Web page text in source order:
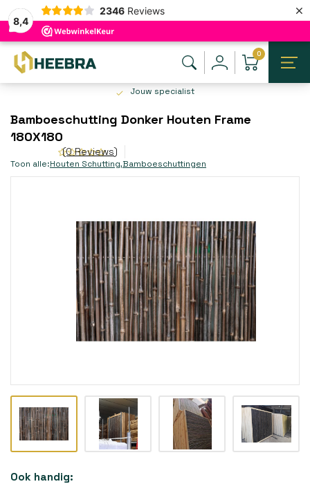
8,4
2346 Reviews ×
0
Jouw specialist
Bamboeschutting Donker Houten Frame
180X180
(0 Reviews)
Toon alle:Houten Schutting,Bamboeschuttingen
Ook handig: